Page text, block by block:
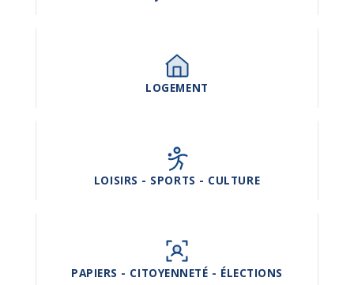
LOGEMENT
LOISIRS - SPORTS - CULTURE
PAPIERS - CITOYENNETÉ - ÉLECTIONS